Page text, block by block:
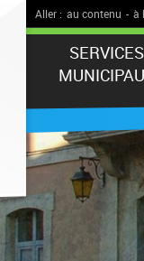
Aller : au contenu - à
SERVICES